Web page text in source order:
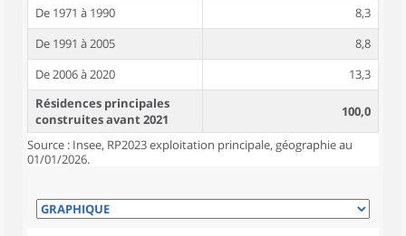
De 1971 à 1990
8,3
De 1991 à 2005
8,8
De 2006 à 2020
13,3
Résidences principales
construites avant 2021
100,0
Source : Insee, RP2023 exploitation principale, géographie au
01/01/2026.